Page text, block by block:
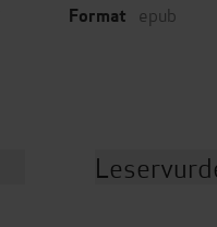
Format epub